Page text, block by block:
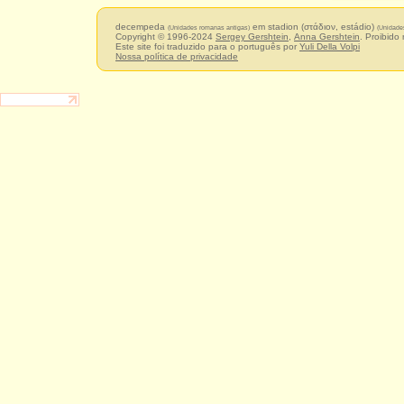
decempeda (Unidades romanas antigas) em stadion (στάδιον, estádio)
Copyright © 1996-2024 Sergey Gershtein Anna Gershtein .
Este site foi traduzido para o português por Yuli Della Volpi
Nossa política de privacidade